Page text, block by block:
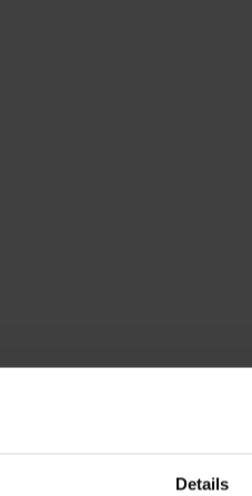
Details